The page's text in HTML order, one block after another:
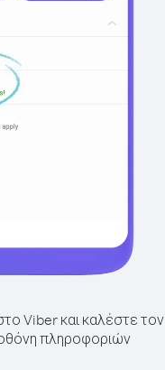
Viber και καλέστε τον
πληροφοριών